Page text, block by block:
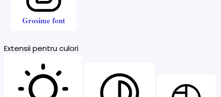
Grosime font
Extensii pentru culori